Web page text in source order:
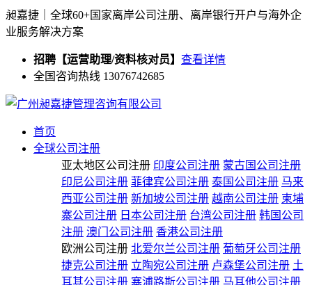
昶嘉捷｜全球60+国家离岸公司注册、离岸银行开户与海外企
业服务解决方案
招聘【运营助理/资料核对员】 查看详情
全国咨询热线 13076742685
首页
全球公司注册
亚太地区公司注册 印度公司注册 蒙古国公司注册
印尼公司注册 菲律宾公司注册 泰国公司注册 马来
西亚公司注册 新加坡公司注册 越南公司注册 柬埔
寨公司注册 日本公司注册 台湾公司注册 韩国公司
注册 澳门公司注册 香港公司注册
欧洲公司注册 北爱尔兰公司注册 葡萄牙公司注册
捷克公司注册 立陶宛公司注册 卢森堡公司注册 土
耳其公司注册 塞浦路斯公司注册 马耳他公司注册